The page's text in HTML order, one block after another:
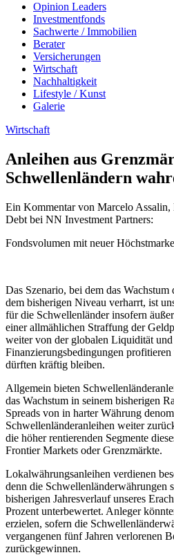
Opinion Leaders
Investmentfonds
Sachwerte / Immobilien
Berater
Versicherungen
Wirtschaft
Nachhaltigkeit
Lifestyle / Kunst
Galerie
Wirtschaft
Anleihen aus
Schwellenländern
Ein Kommentar von Marcelo
Debt bei NN Investment Partners:
Fondsvolumen mit neuer Höchstmarke
Das Szenario, bei dem das
dem bisherigen Niveau verharrt, ist
für die Schwellenländer insofern
einer allmählichen Straffung der
weiter von der globalen Liquidität und
Finanzierungsbedingungen
dürften kräftig bleiben.
Allgemein bieten
das Wachstum in seinem bisherigen
Spreads von in harter Währung
Schwellenländeranleihen weiter
die höher rentierenden Segmente
Frontier Markets oder Grenzmärkte.
Lokalwährungsanleihen verdienen
denn die Schwellenländerwährungen
bisherigen Jahresverlauf unseres
Prozent unterbewertet. Anleger
erzielen, sofern die
vergangenen fünf Jahren verlorenen
zurückgewinnen.